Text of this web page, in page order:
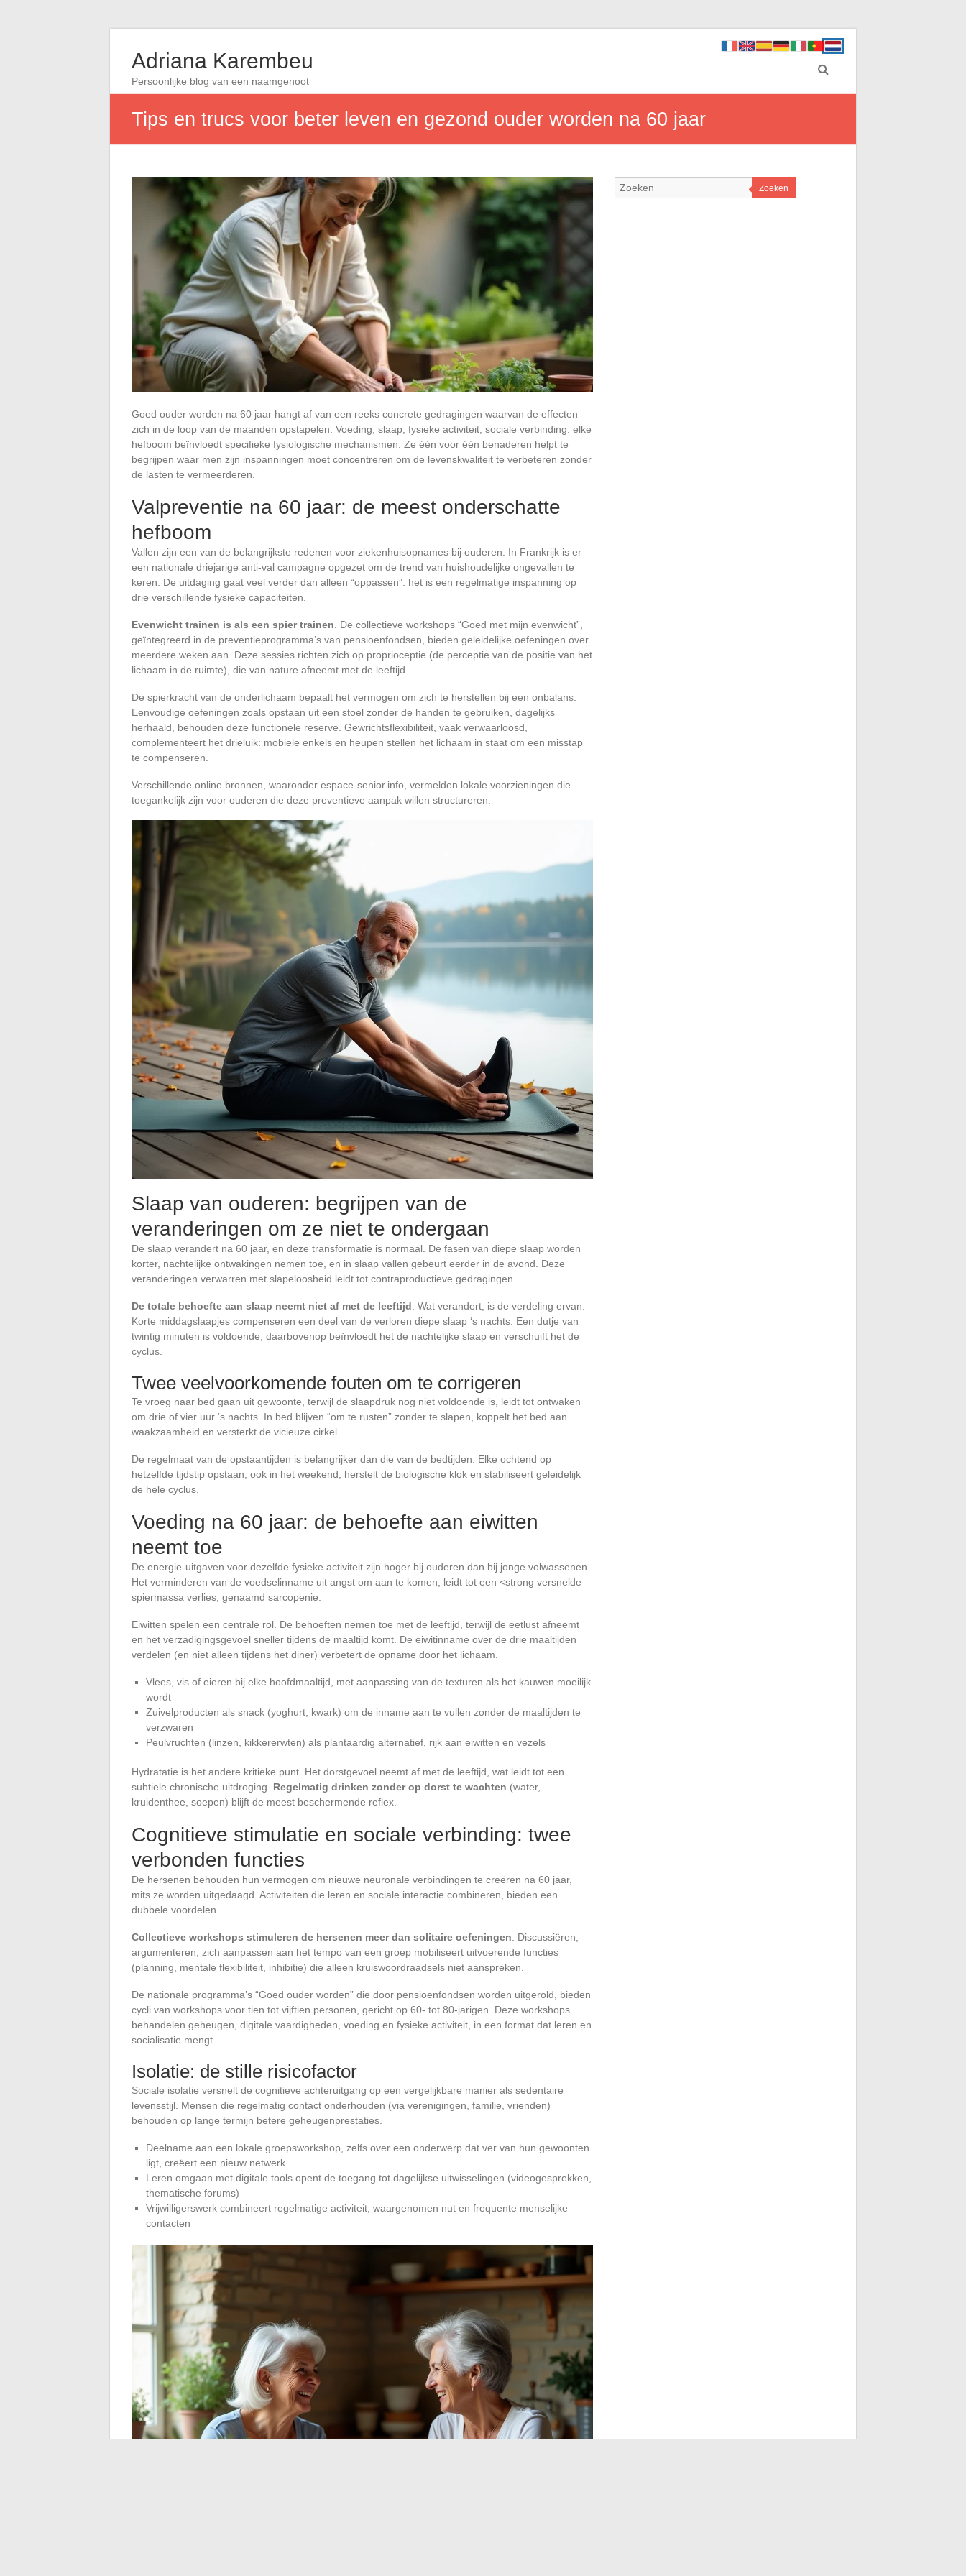
Adriana Karembeu
Persoonlijke blog van een naamgenoot
Tips en trucs voor beter leven en gezond ouder worden na 60 jaar
Goed ouder worden na 60 jaar hangt af van een reeks concrete gedragingen waarvan de effecten
zich in de loop van de maanden opstapelen. Voeding, slaap, fysieke activiteit, sociale verbinding: elke
hefboom beïnvloedt specifieke fysiologische mechanismen. Ze één voor één benaderen helpt te
begrijpen waar men zijn inspanningen moet concentreren om de levenskwaliteit te verbeteren zonder
de lasten te vermeerderen.
Valpreventie na 60 jaar: de meest onderschatte
hefboom
Vallen zijn een van de belangrijkste redenen voor ziekenhuisopnames bij ouderen. In Frankrijk is er
een nationale driejarige anti-val campagne opgezet om de trend van huishoudelijke ongevallen te
keren. De uitdaging gaat veel verder dan alleen “oppassen”: het is een regelmatige inspanning op
drie verschillende fysieke capaciteiten.
Evenwicht trainen is als een spier trainen . De collectieve workshops “Goed met mijn evenwicht”,
geïntegreerd in de preventieprogramma’s van pensioenfondsen, bieden geleidelijke oefeningen over
meerdere weken aan. Deze sessies richten zich op proprioceptie (de perceptie van de positie van het
lichaam in de ruimte), die van nature afneemt met de leeftijd.
De spierkracht van de onderlichaam bepaalt het vermogen om zich te herstellen bij een onbalans.
Eenvoudige oefeningen zoals opstaan uit een stoel zonder de handen te gebruiken, dagelijks
herhaald, behouden deze functionele reserve. Gewrichtsflexibiliteit, vaak verwaarloosd,
complementeert het drieluik: mobiele enkels en heupen stellen het lichaam in staat om een misstap
te compenseren.
Verschillende online bronnen, waaronder espace-senior.info, vermelden lokale voorzieningen die
toegankelijk zijn voor ouderen die deze preventieve aanpak willen structureren.
Slaap van ouderen: begrijpen van de
veranderingen om ze niet te ondergaan
De slaap verandert na 60 jaar, en deze transformatie is normaal. De fasen van diepe slaap worden
korter, nachtelijke ontwakingen nemen toe, en in slaap vallen gebeurt eerder in de avond. Deze
veranderingen verwarren met slapeloosheid leidt tot contraproductieve gedragingen.
De totale behoefte aan slaap neemt niet af met de leeftijd. Wat verandert, is de verdeling ervan.
Korte middagslaapjes compenseren een deel van de verloren diepe slaap ‘s nachts. Een dutje van
twintig minuten is voldoende; daarbovenop beïnvloedt het de nachtelijke slaap en verschuift het de
cyclus.
Twee veelvoorkomende fouten om te corrigeren
Te vroeg naar bed gaan uit gewoonte, terwijl de slaapdruk nog niet voldoende is, leidt tot ontwaken
om drie of vier uur ‘s nachts. In bed blijven “om te rusten” zonder te slapen, koppelt het bed aan
waakzaamheid en versterkt de vicieuze cirkel.
De regelmaat van de opstaantijden is belangrijker dan die van de bedtijden. Elke ochtend op
hetzelfde tijdstip opstaan, ook in het weekend, herstelt de biologische klok en stabiliseert geleidelijk
de hele cyclus.
Voeding na 60 jaar: de behoefte aan eiwitten
neemt toe
De energie-uitgaven voor dezelfde fysieke activiteit zijn hoger bij ouderen dan bij jonge volwassenen.
Het verminderen van de voedselinname uit angst om aan te komen, leidt tot een <strong versnelde
spiermassa verlies, genaamd sarcopenie.
Eiwitten spelen een centrale rol. De behoeften nemen toe met de leeftijd, terwijl de eetlust afneemt
en het verzadigingsgevoel sneller tijdens de maaltijd komt. De eiwitinname over de drie maaltijden
verdelen (en niet alleen tijdens het diner) verbetert de opname door het lichaam.
Vlees, vis of eieren bij elke hoofdmaaltijd, met aanpassing van de texturen als het kauwen moeilijk
wordt
Zuivelproducten als snack (yoghurt, kwark) om de inname aan te vullen zonder de maaltijden te
verzwaren
Peulvruchten (linzen, kikkererwten) als plantaardig alternatief, rijk aan eiwitten en vezels
Hydratatie is het andere kritieke punt. Het dorstgevoel neemt af met de leeftijd, wat leidt tot een
subtiele chronische uitdroging. Regelmatig drinken zonder op dorst te wachten (water,
kruidenthee, soepen) blijft de meest beschermende reflex.
Cognitieve stimulatie en sociale verbinding: twee
verbonden functies
De hersenen behouden hun vermogen om nieuwe neuronale verbindingen te creëren na 60 jaar,
mits ze worden uitgedaagd. Activiteiten die leren en sociale interactie combineren, bieden een
dubbele voordelen.
Collectieve workshops stimuleren de hersenen meer dan solitaire oefeningen. Discussiëren,
argumenteren, zich aanpassen aan het tempo van een groep mobiliseert uitvoerende functies
(planning, mentale flexibiliteit, inhibitie) die alleen kruiswoordraadsels niet aanspreken.
De nationale programma’s “Goed ouder worden” die door pensioenfondsen worden uitgerold, bieden
cycli van workshops voor tien tot vijftien personen, gericht op 60- tot 80-jarigen. Deze workshops
behandelen geheugen, digitale vaardigheden, voeding en fysieke activiteit, in een format dat leren en
socialisatie mengt.
Isolatie: de stille risicofactor
Sociale isolatie versnelt de cognitieve achteruitgang op een vergelijkbare manier als sedentaire
levensstijl. Mensen die regelmatig contact onderhouden (via verenigingen, familie, vrienden)
behouden op lange termijn betere geheugenprestaties.
Deelname aan een lokale groepsworkshop, zelfs over een onderwerp dat ver van hun gewoonten
ligt, creëert een nieuw netwerk
Leren omgaan met digitale tools opent de toegang tot dagelijkse uitwisselingen (videogesprekken,
thematische forums)
Vrijwilligerswerk combineert regelmatige activiteit, waargenomen nut en frequente menselijke
contacten
Zoeken